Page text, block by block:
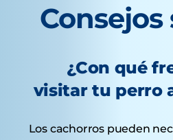
Consejos
¿Con qué
visitar tu perro
Los cachorros pueden